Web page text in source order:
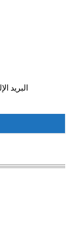
البريد